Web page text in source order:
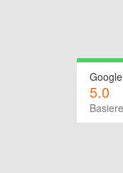
5.0